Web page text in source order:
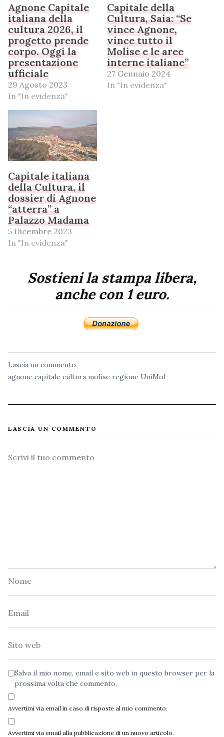
Agnone Capitale
italiana della
cultura 2026, il
progetto prende
corpo. Oggi la
presentazione
ufficiale
29 Agosto 2023
In "In evidenza"
Capitale della
Cultura, Saia: “Se
vince Agnone,
vince tutto il
Molise e le aree
interne italiane”
27 Gennaio 2024
In "In evidenza"
Capitale italiana
della Cultura, il
dossier di Agnone
“atterra” a
Palazzo Madama
5 Dicembre 2023
In "In evidenza"
Sostieni la stampa libera,
anche con 1 euro.
Lascia un commento
agnone capitale cultura molise regione UniMol
LASCIA UN COMMENTO
Commento
Salva il mio nome, email e sito web in questo browser per la
prossima volta che commento.
Avvertimi via email in caso di risposte al mio commento.
Avvertimi via email alla pubblicazione di un nuovo articolo.